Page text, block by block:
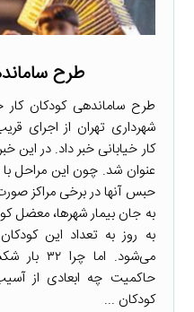
طرح
شهرداری تهران از اجرای
عنوان شد. چون این مراحل
حبس آنها در برخی مراکز
به جان بیمار شهرها،‌ معضل
به روز به تعداد این
می‌شود.
حاکمیت چه ابعادی از
کودکان ...